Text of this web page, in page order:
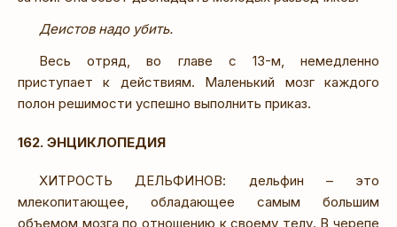
Деистов надо убить.
Весь отряд, во главе с 13-м, немедленно
приступает к действиям. Маленький мозг каждого
полон решимости успешно выполнить приказ.
162. ЭНЦИКЛОПЕДИЯ
ХИТРОСТЬ ДЕЛЬФИНОВ: дельфин – это
млекопитающее, обладающее самым большим
объемом мозга по отношению к своему телу. В черепе